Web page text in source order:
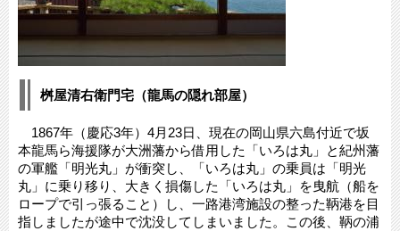
桝屋清右衛門宅（龍馬の隠れ部屋）
1867年（慶応3年）4月23日、現在の岡山県六島付近で坂
本龍馬ら海援隊が大洲藩から借用した「いろは丸」と紀州藩
の軍艦「明光丸」が衝突し、「いろは丸」の乗員は「明光
丸」に乗り移り、大きく損傷した「いろは丸」を曳航（船を
ロープで引っ張ること）し、一路港湾施設の整った鞆港を目
指しましたが途中で沈没してしまいました。この後、鞆の浦